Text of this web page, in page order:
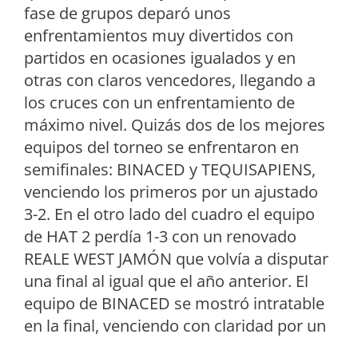
fase de grupos deparó unos
enfrentamientos muy divertidos con
partidos en ocasiones igualados y en
otras con claros vencedores, llegando a
los cruces con un enfrentamiento de
máximo nivel. Quizás dos de los mejores
equipos del torneo se enfrentaron en
semifinales: BINACED y TEQUISAPIENS,
venciendo los primeros por un ajustado
3-2. En el otro lado del cuadro el equipo
de HAT 2 perdía 1-3 con un renovado
REALE WEST JAMÓN que volvía a disputar
una final al igual que el año anterior. El
equipo de BINACED se mostró intratable
en la final, venciendo con claridad por un